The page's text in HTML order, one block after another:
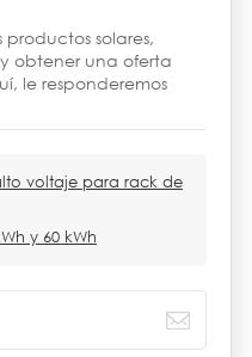
productos solares,
obtener una oferta
le responderemos
voltaje para rack de
y 60 kWh